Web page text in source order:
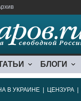
БЛОГИ
В УКРАИНЕ ЦЕНЗУРА